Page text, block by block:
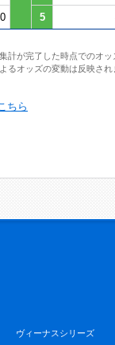
5
計が完了した時点でのオッ
るオッズの変動は反映され
ちら
ヴィーナスシリーズ